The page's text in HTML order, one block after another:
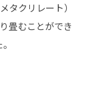
タクリレート）
畳むことができ